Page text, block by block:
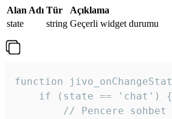
Alan Adı Tür
Açıklama
state
string Geçerli widget durumu
function
    if (state == 'chat') {
// Pencere sohbet